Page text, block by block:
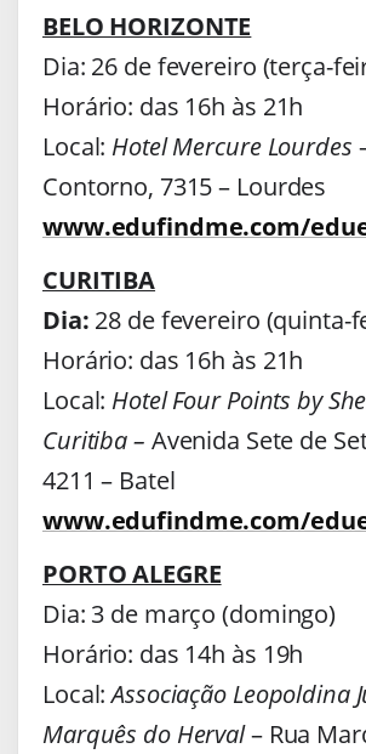
BELO HORIZONTE
Dia: 26 de fevereiro (terça-
Horário: das 16h às 21h
Local: Hotel Mercure Lourdes
Contorno, 7315 – Lourdes
www.edufindme.com/
CURITIBA
Dia: 28 de fevereiro (quinta-
Horário: das 16h às 21h
Local: Hotel Four Points by
Curitiba – Avenida Sete de
4211 – Batel
www.edufindme.com/
PORTO ALEGRE
Dia: 3 de março (domingo)
Horário: das 14h às 19h
Local:Associação Leopoldina
Marquês do Herval– Rua